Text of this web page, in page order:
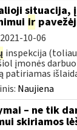
situacija,
ir
2021-10-06
inspekcija (toliau
įmonės
patiriamas
Naujiena
– ne tik
skiriamos